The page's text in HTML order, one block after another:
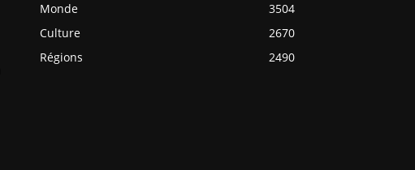
Monde
3504
Culture
2670
Régions
2490